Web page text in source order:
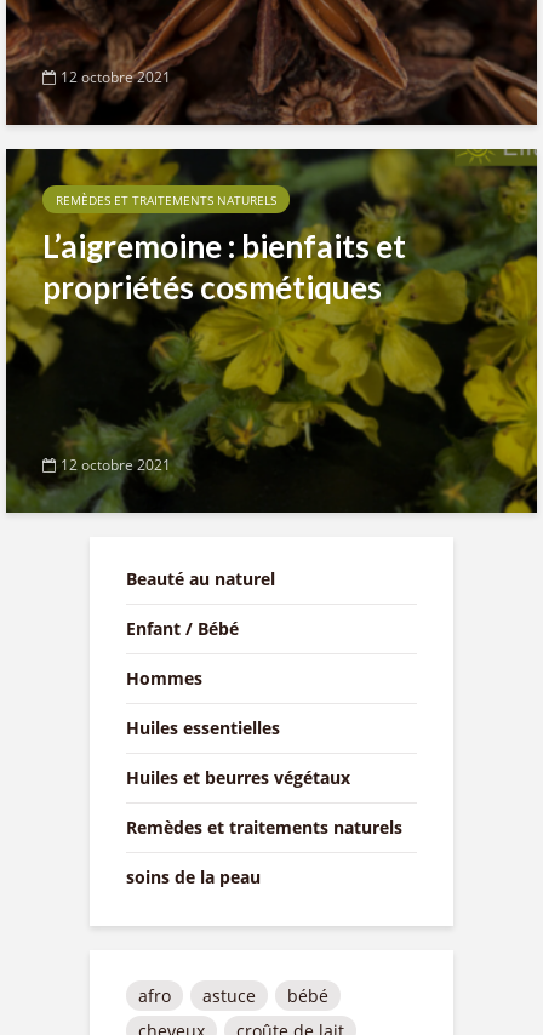
12 octobre 2021
REMÈDES ET TRAITEMENTS NATURELS
L’aigremoine : bienfaits et
propriétés cosmétiques
12 octobre 2021
Beauté au naturel
Enfant / Bébé
Hommes
Huiles essentielles
Huiles et beurres végétaux
Remèdes et traitements naturels
soins de la peau
afro astuce
bébé